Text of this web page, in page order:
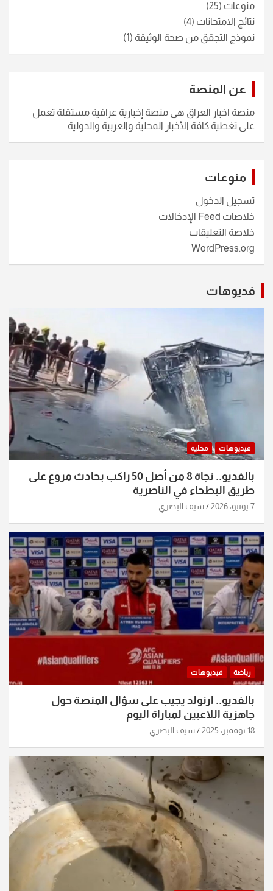
منوعات (25)
نتائج الامتحانات (4)
نموذج التجقق من صحة الوثيقة (1)
عن المنصة
منصة اخبار العراق هي منصة إخبارية عراقية مستقلة تعمل
على تغطية كافة الأخبار المحلية والعربية والدولية
منوعات
تسجيل الدخول
خلاصات Feed الإدخالات
خلاصة التعليقات
WordPress.org
فديوهات
فيديوهات محلية
بالفديو.. نجاة 8 من أصل 50 راكب بحادث مروع على
طريق البطحاء في الناصرية
7 يونيو، 2026 سيف البصري
رياضة فيديوهات
بالفديو.. ارنولد يجيب على سؤال المنصة حول
جاهزية اللاعبين لمباراة اليوم
18 نوفمبر، 2025 سيف البصري